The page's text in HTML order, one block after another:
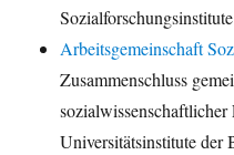
Arbeitsgemeinschaft
Zusammenschluss
Universitätsinstitute der